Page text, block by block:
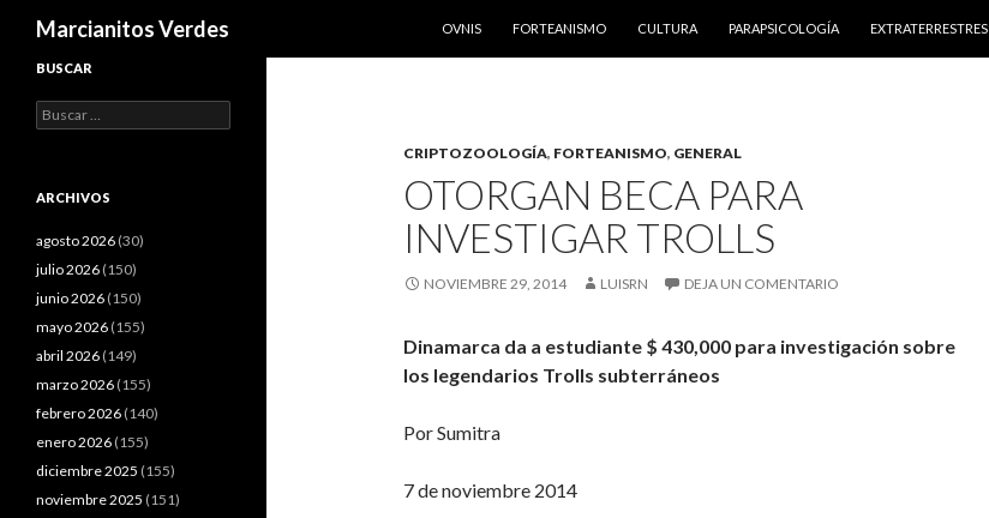
Marcianitos Verdes
OVNIS
FORTEANISMO CULTURA PARAPSICOLOGÍA EXTRATERRESTRES
CRIPTOZOOLOGÍA, FORTEANISMO, GENERAL
OTORGAN BECA PARA
INVESTIGAR TROLLS
NOVIEMBRE 29, 2014 LUISRN DEJA UN COMENTARIO
Dinamarca da a estudiante $ 430,000 para investigación sobre
los legendarios Trolls subterráneos
Por Sumitra
7 de noviembre 2014
BUSCAR
Buscar:
ARCHIVOS
agosto 2026 (30)
julio 2026 (150)
junio 2026 (150)
mayo 2026 (155)
abril 2026 (149)
marzo 2026 (155)
febrero 2026 (140)
enero 2026 (155)
diciembre 2025 (155)
noviembre 2025 (151)